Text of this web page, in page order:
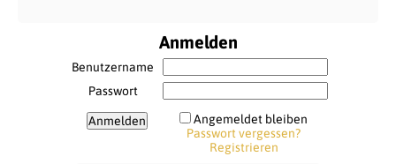
Anmelden
Benutzername
Passwort
Angemeldet bleiben
Passwort vergessen?
Registrieren